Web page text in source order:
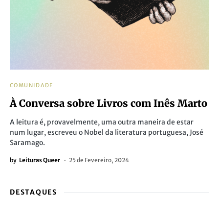
COMUNIDADE
À Conversa sobre Livros com Inês Marto
A leitura é, provavelmente, uma outra maneira de estar
num lugar, escreveu o Nobel da literatura portuguesa, José
Saramago.
by Leituras Queer 25 de Fevereiro, 2024
DESTAQUES